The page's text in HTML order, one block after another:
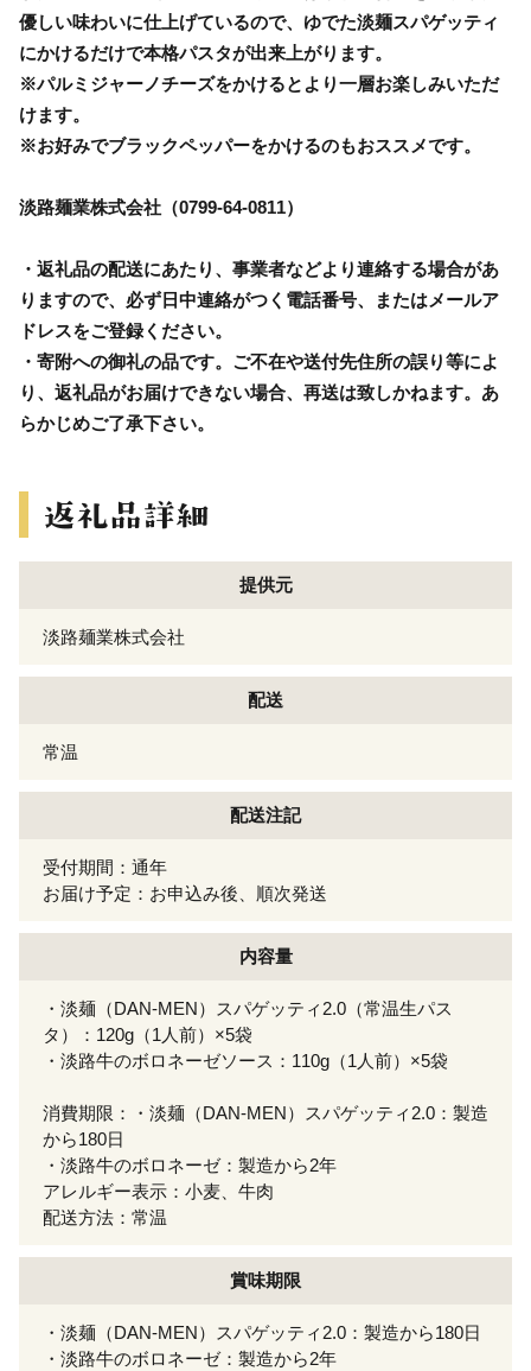
優しい味わいに仕上げているので、ゆでた淡麺スパゲッティ
にかけるだけで本格パスタが出来上がります。
※パルミジャーノチーズをかけるとより一層お楽しみいただ
けます。
※お好みでブラックペッパーをかけるのもおススメです。
淡路麺業株式会社（0799-64-0811）
・返礼品の配送にあたり、事業者などより連絡する場合があ
りますので、必ず日中連絡がつく電話番号、またはメールア
ドレスをご登録ください。
・寄附への御礼の品です。ご不在や送付先住所の誤り等によ
り、返礼品がお届けできない場合、再送は致しかねます。あ
らかじめご了承下さい。
提供元
淡路麺業株式会社
配送
常温
配送注記
受付期間：通年
お届け予定：お申込み後、順次発送
内容量
・淡麺（DAN-MEN）スパゲッティ2.0（常温生パス
タ）：120g（1人前）×5袋
・淡路牛のボロネーゼソース：110g（1人前）×5袋
消費期限：・淡麺（DAN-MEN）スパゲッティ2.0：製造
から180日
・淡路牛のボロネーゼ：製造から2年
アレルギー表示：小麦、牛肉
配送方法：常温
賞味期限
・淡麺（DAN-MEN）スパゲッティ2.0：製造から180日
・淡路牛のボロネーゼ：製造から2年